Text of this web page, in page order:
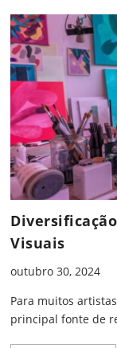
Skip to content
Visuais
outubro 30, 2024
Para muitos
principal fonte de